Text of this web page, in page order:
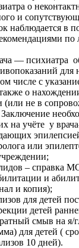
о
и
наблюдается в
по
— психиатра
для
числе с
о
(или не в
на учёте у
или
– справка
и
и копия);
для детей
детей
смыв на я/
для детей (
10 дней).